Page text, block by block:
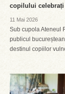
copilului celebrați
11 Mai 2026
Sub cupola Ateneul
publicul
destinul copiilor